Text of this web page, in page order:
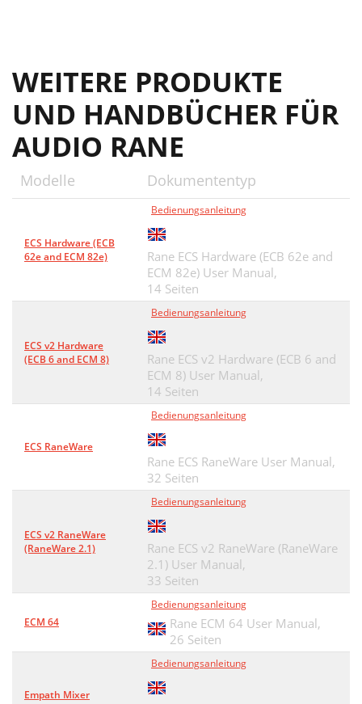
WEITERE PRODUKTE
UND HANDBÜCHER FÜR
AUDIO RANE
Modelle Dokumententyp
ECS Hardware (ECB
62e and ECM 82e)
Bedienungsanleitung
Rane ECS Hardware (ECB 62e and
ECM 82e) User Manual,
14 Seiten
ECS v2 Hardware
(ECB 6 and ECM 8)
Bedienungsanleitung
Rane ECS v2 Hardware (ECB 6 and
ECM 8) User Manual,
14 Seiten
ECS RaneWare
Bedienungsanleitung
Rane ECS RaneWare User Manual,
32 Seiten
ECS v2 RaneWare
(RaneWare 2.1)
Bedienungsanleitung
Rane ECS v2 RaneWare (RaneWare
2.1) User Manual,
33 Seiten
ECM 64
Bedienungsanleitung
Rane ECM 64 User Manual,
26 Seiten
Empath Mixer
Bedienungsanleitung